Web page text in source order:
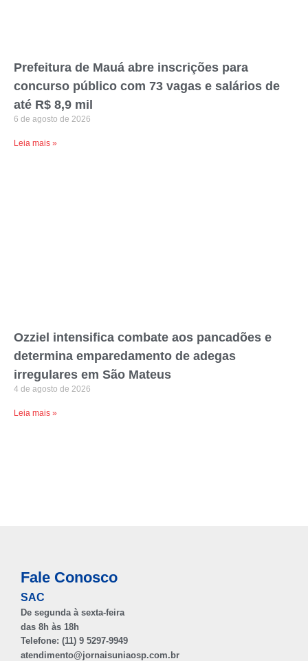
Prefeitura de Mauá abre inscrições para
concurso público com 73 vagas e salários de
até R$ 8,9 mil
6 de agosto de 2026
Leia mais »
Ozziel intensifica combate aos pancadões e
determina emparedamento de adegas
irregulares em São Mateus
4 de agosto de 2026
Leia mais »
Fale Conosco
SAC
De segunda à sexta-feira
das 8h às 18h
Telefone: (11) 9 5297-9949
atendimento@jornaisuniaosp.com.br